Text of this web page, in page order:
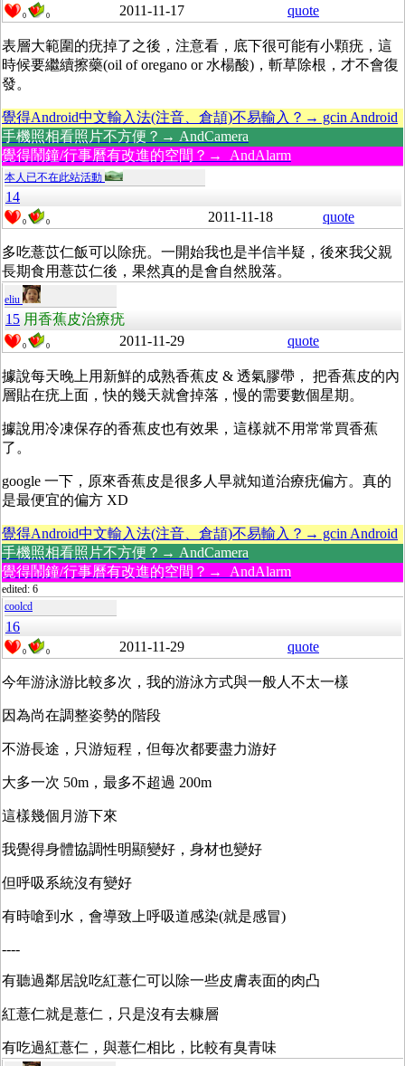
0 0 2011-11-17 quote
表層大範圍的疣掉了之後，注意看，底下很可能有小顆疣，這
時候要繼續擦藥(oil of oregano or 水楊酸)，斬草除根，才不會復
發。
覺得Android中文輸入法(注音、倉頡)不易輸入？→ gcin Android
手機照相看照片不方便？→ AndCamera
覺得鬧鐘/行事曆有改進的空間？→ AndAlarm
本人已不在此站活動
14
0 0 2011-11-18 quote
多吃薏苡仁飯可以除疣。一開始我也是半信半疑，後來我父親
長期食用薏苡仁後，果然真的是會自然脫落。
eliu
15 用香蕉皮治療疣
0 0 2011-11-29 quote
據說每天晚上用新鮮的成熟香蕉皮 & 透氣膠帶， 把香蕉皮的內
層貼在疣上面，快的幾天就會掉落，慢的需要數個星期。
據說用冷凍保存的香蕉皮也有效果，這樣就不用常常買香蕉
了。
google 一下，原來香蕉皮是很多人早就知道治療疣偏方。真的
是最便宜的偏方 XD
覺得Android中文輸入法(注音、倉頡)不易輸入？→ gcin Android
手機照相看照片不方便？→ AndCamera
覺得鬧鐘/行事曆有改進的空間？→ AndAlarm
edited: 6
coolcd
16
0 0 2011-11-29 quote
今年游泳游比較多次，我的游泳方式與一般人不太一樣
因為尚在調整姿勢的階段
不游長途，只游短程，但每次都要盡力游好
大多一次 50m，最多不超過 200m
這樣幾個月游下來
我覺得身體協調性明顯變好，身材也變好
但呼吸系統沒有變好
有時嗆到水，會導致上呼吸道感染(就是感冒)
----
有聽過鄰居說吃紅薏仁可以除一些皮膚表面的肉凸
紅薏仁就是薏仁，只是沒有去糠層
有吃過紅薏仁，與薏仁相比，比較有臭青味